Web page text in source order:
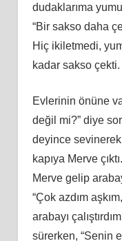
dudaklarıma
“Bir sakso daha
Hiç ikiletmedi,
kadar sakso çekti.
Evlerinin önüne
değil mi?” diye
deyince
kapıya Merve
Merve gelip
“Çok azdım
arabayı
sürerken, “Senin